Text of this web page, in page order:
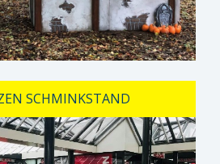
SCHMINKSTAND